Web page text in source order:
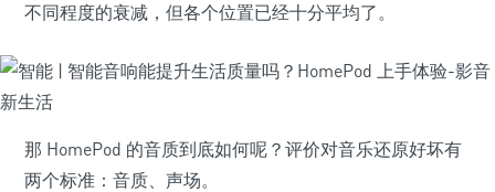
不同程度的衰减，但各个位置已经十分平均了。
那 HomePod 的音质到底如何呢？评价对音乐还原好坏有
两个标准：音质、声场。